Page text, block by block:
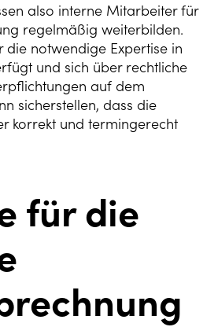
also interne Mitarbeiter für
regelmäßig weiterbilden.
die notwendige Expertise in
und sich über rechtliche
auf dem
sicherstellen, dass die
korrekt und termingerecht
für die